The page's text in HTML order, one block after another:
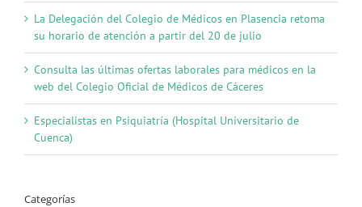
La Delegación del Colegio de Médicos en Plasencia retoma
su horario de atención a partir del 20 de julio
Consulta las últimas ofertas laborales para médicos en la
web del Colegio Oficial de Médicos de Cáceres
Especialistas en Psiquiatría (Hospital Universitario de
Cuenca)
Categorías